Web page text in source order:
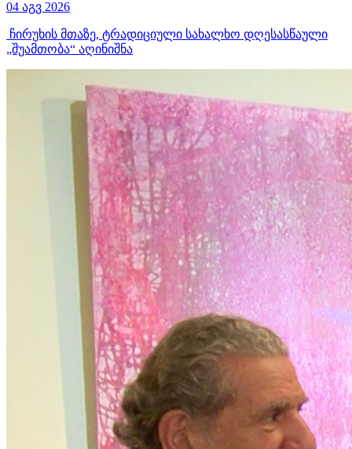
04 აგვ 2026
ჩირუხის მთაზე, ტრადიციული სახალხო დღესასწაული
„შუამთობა“ აღინიშნა